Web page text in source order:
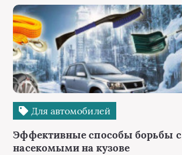
Для автомобилей
Эффективные способы борьбы с
насекомыми на кузове